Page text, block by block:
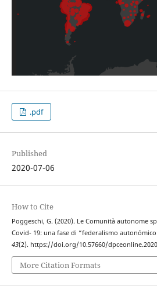
.pdf
Published
2020-07-06
How to Cite
Poggeschi, G. (2020). Le Comunità autonome
Covid- 19: una fase di “federalismo
43(2). https://doi.org/10.57660/
More Citation Formats